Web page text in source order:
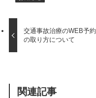
交通事故治療のWEB予約
の取り方について
関連記事